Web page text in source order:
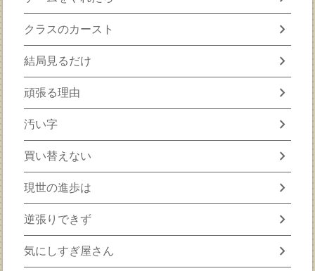
クラスのカースト chevron_right
結局見るだけ chevron_right
頑張る理由 chevron_right
汚い字 chevron_right
買い替えない chevron_right
現世の進歩は chevron_right
逆張りできず chevron_right
気にしすぎ屋さん chevron_right